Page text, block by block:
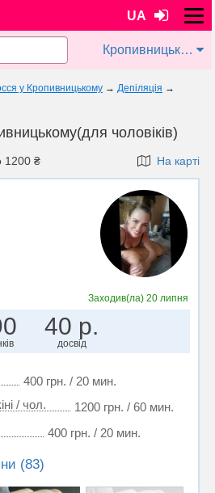
UA
Кропивницький
у Кропивницькому → Депіляція →
чоловіків)
1200 ₴ На карті
Заходив(ла) 20 липня
40 р.
досвід
400 грн. / 20 мин.
/ чол.
1200 грн. / 60 мин.
400 грн. / 20 мин.
(83)